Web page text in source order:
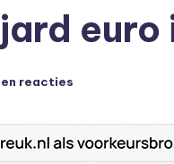
euro
reacties